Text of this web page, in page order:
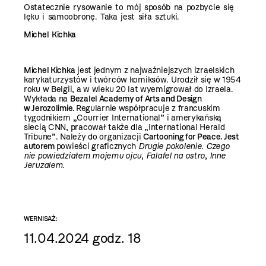
Ostatecznie rysowanie to mój sposób na pozbycie się
lęku i samoobronę. Taka jest siła sztuki.
Michel Kichka
Michel Kichkajest jednym z najważniejszych izraelskich
karykaturzystów i twórców komiksów. Urodził się w 1954
roku w Belgii, a w wieku 20 lat wyemigrował do Izraela.
Wykłada na Bezalel Academy of Arts and Design
w Jerozolimie. Regularnie współpracuje z francuskim
tygodnikiem „Courrier International” i amerykańską
siecią CNN, pracował także dla „International Herald
Tribune”. Należy do organizacjiCartooning for Peace.Jest
autorem powieści graficznych Drugie pokolenie. Czego
nie powiedziałem mojemu ojcu, Falafel na ostro, Inne
Jeruzalem.
WERNISAŻ:
11.04.2024 godz. 18